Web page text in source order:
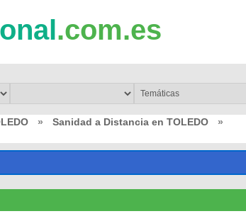
.com.es
» Sanidad a Distancia en TOLEDO
»